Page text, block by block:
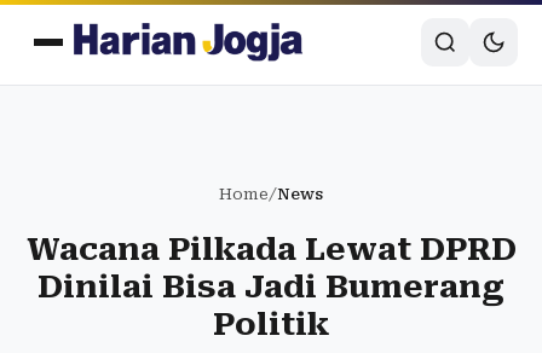
Home/News
Wacana Pilkada Lewat DPRD
Dinilai Bisa Jadi Bumerang
Politik